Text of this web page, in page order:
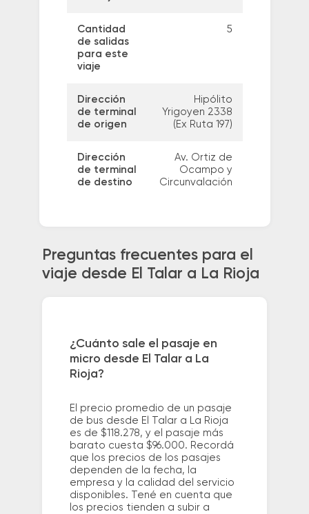
Cantidad
de salidas
para este
viaje
5
Dirección
de terminal
de origen
Hipólito
Yrigoyen 2338
(Ex Ruta 197)
Dirección
de terminal
de destino
Av. Ortiz de
Ocampo y
Circunvalación
Preguntas frecuentes para el
viaje desde El Talar a La Rioja
¿Cuánto sale el pasaje en
micro desde El Talar a La
Rioja?
El precio promedio de un pasaje
de bus desde El Talar a La Rioja
es de $118.278, y el pasaje más
barato cuesta $96.000. Recordá
que los precios de los pasajes
dependen de la fecha, la
empresa y la calidad del servicio
disponibles. Tené en cuenta que
los precios tienden a subir a